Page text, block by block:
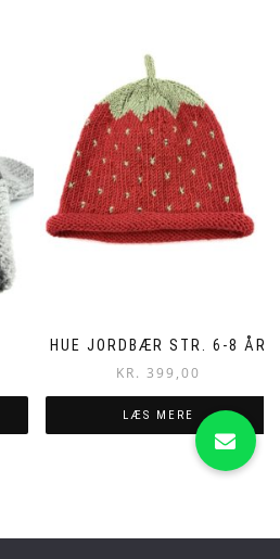
HUE JORDBÆR STR. 6-8 ÅR
KR. 399,00
LÆS MERE